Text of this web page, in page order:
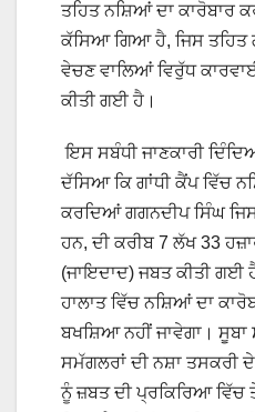
ਤਹਿਤ ਨਸ਼ਿਆਂ ਦਾ ਕਾਰੋਬਾਰ
ਕੱਸਿਆ ਗਿਆ ਹੈ, ਜਿਸ ਤਹਿਤ
ਵੇਚਣ ਵਾਲਿਆਂ ਵਿਰੁੱਧ
ਕੀਤੀ ਗਈ ਹੈ।
ਇਸ ਸਬੰਧੀ ਜਾਣਕਾਰੀ
ਦੱਸਿਆ ਕਿ ਗਾਂਧੀ ਕੈਂਪ ਵਿੱਚ
ਕਰਦਿਆਂ ਗਗਨਦੀਪ ਸਿੰਘ
ਹਨ, ਦੀ ਕਰੀਬ 7 ਲੱਖ 33
(ਜਾਇਦਾਦ) ਜਬਤ ਕੀਤੀ ਗਈ
ਹਾਲਾਤ ਵਿੱਚ ਨਸ਼ਿਆਂ ਦਾ
ਬਖਸ਼ਿਆ ਨਹੀਂ ਜਾਵੇਗਾ। ਸੂਬਾ
ਸਮੱਗਲਰਾਂ ਦੀ ਨਸ਼ਾ ਤਸਕਰੀ
ਨੂੰ ਜ਼ਬਤ ਦੀ ਪ੍ਰਕਿਰਿਆ ਵਿੱਚ